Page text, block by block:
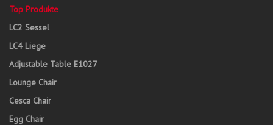
Top Produkte
LC2 Sessel
LC4 Liege
Adjustable Table E1027
Lounge Chair
Cesca Chair
Egg Chair